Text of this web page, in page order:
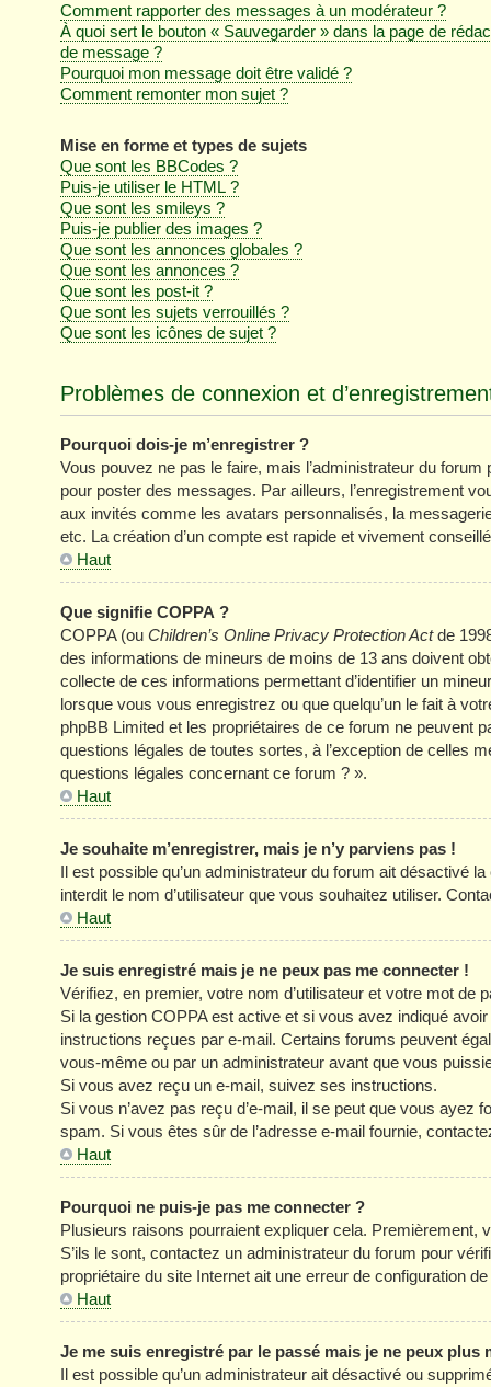
Comment rapporter des messages à un modérateur ?
À quoi sert le bouton « Sauvegarder » dans la page de
de message ?
Pourquoi mon message doit être validé ?
Comment remonter mon sujet ?
Mise en forme et types de sujets
Que sont les BBCodes ?
Puis-je utiliser le HTML ?
Que sont les smileys ?
Puis-je publier des images ?
Que sont les annonces globales ?
Que sont les annonces ?
Que sont les post-it ?
Que sont les sujets verrouillés ?
Que sont les icônes de sujet ?
Problèmes de connexion et
Pourquoi dois-je m’enregistrer ?
Vous pouvez ne pas le faire, mais l’administrateur du
pour poster des messages. Par ailleurs, l’enregistrement
aux invités comme les avatars personnalisés, la
etc. La création d’un compte est rapide et vivement
Haut
Que signifie COPPA ?
COPPA (ou Children’s Online Privacy Protection Actde
des informations de mineurs de moins de 13 ans doivent
collecte de ces informations permettant d’identifier un
lorsque vous vous enregistrez ou que quelqu’un le fait à
phpBB Limited et les propriétaires de ce forum ne peuvent
questions légales de toutes sortes, à l’exception de celles
questions légales concernant ce forum ? ».
Haut
Je souhaite m’enregistrer, mais je n’y parviens pas !
Il est possible qu’un administrateur du forum ait désactivé
interdit le nom d’utilisateur que vous souhaitez utiliser.
Haut
Je suis enregistré mais je ne peux pas me connecter !
Vérifiez, en premier, votre nom d’utilisateur et votre mot de
Si la gestion COPPA est active et si vous avez indiqué
instructions reçues par e-mail. Certains forums peuvent
vous-même ou par un administrateur avant que vous
Si vous avez reçu un e-mail, suivez ses instructions.
Si vous n’avez pas reçu d’e-mail, il se peut que vous ayez
spam. Si vous êtes sûr de l’adresse e-mail fournie,
Haut
Pourquoi ne puis-je pas me connecter ?
Plusieurs raisons pourraient expliquer cela. Premièrement,
S’ils le sont, contactez un administrateur du forum pour
propriétaire du site Internet ait une erreur de configuration
Haut
Je me suis enregistré par le passé mais je ne peux plus
Il est possible qu’un administrateur ait désactivé ou